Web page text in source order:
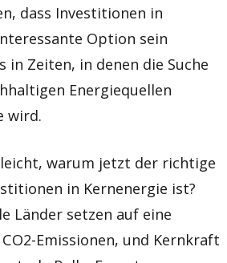
dass Investitionen in
Option sein
in Zeiten, in denen die Suche
Energiequellen
wird.
warum jetzt der richtige
in Kernenergie ist?
Länder setzen auf eine
Emissionen, und Kernkraft